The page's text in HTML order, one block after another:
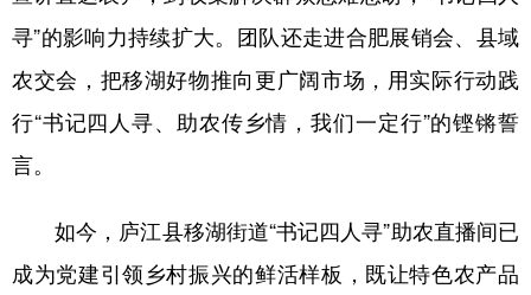
寻”的影响力持续扩大。团队还走进合肥展销会、县域
农交会，把移湖好物推向更广阔市场，用实际行动践
行“书记四人寻、助农传乡情，我们一定行”的铿锵誓
言。
如今，庐江县移湖街道“书记四人寻”助农直播间已
成为党建引领乡村振兴的鲜活样板，既让特色农产品